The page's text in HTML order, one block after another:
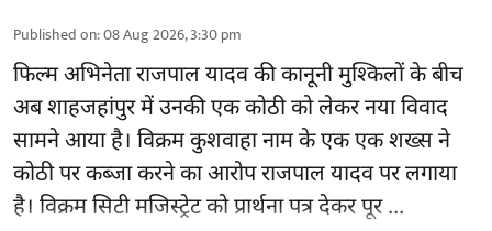
Published on:08 Aug 2026, 3:30 pm
फिल्म अभिनेताराजपाल यादवकी कानूनी मुश्किलों के बीच
अब शाहजहांपुर में उनकी एक कोठी को लेकर नया विवाद
सामने आया है। विक्रम कुशवाहा नाम के एक एक शख्स ने
कोठी पर कब्जा करने का आरोप राजपाल यादव पर लगाया
है। विक्रम सिटी मजिस्ट्रेट को प्रार्थना पत्र देकर पूर ...